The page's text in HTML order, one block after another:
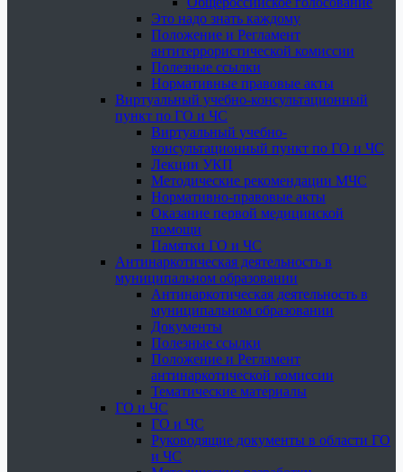
Это надо знать каждому
Положение и Регламент
антитеррористической комиссии
Полезные ссылки
Нормативные правовые акты
Виртуальный учебно-консультационный
пункт по ГО и ЧС
Виртуальный учебно-
консультационный пункт по ГО и ЧС
Лекции УКП
Методические рекомендации МЧС
Нормативно-правовые акты
Оказание первой медицинской
помощи
Памятки ГО и ЧС
Антинаркотическая деятельность в
муниципальном образовании
Антинаркотическая деятельность в
муниципальном образовании
Документы
Полезные ссылки
Положение и Регламент
антинаркотической комиссии
Тематические материалы
ГО и ЧС
ГО и ЧС
Руководящие документы в области ГО
и ЧС